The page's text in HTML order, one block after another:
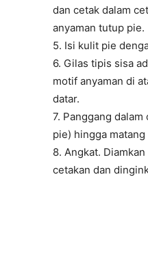
dan cetak dalam
anyaman tutup pie.
5. Isi kulit pie
6. Gilas tipis sisa
motif anyaman di
datar.
7. Panggang
pie) hingga
8. Angkat.
cetakan dan